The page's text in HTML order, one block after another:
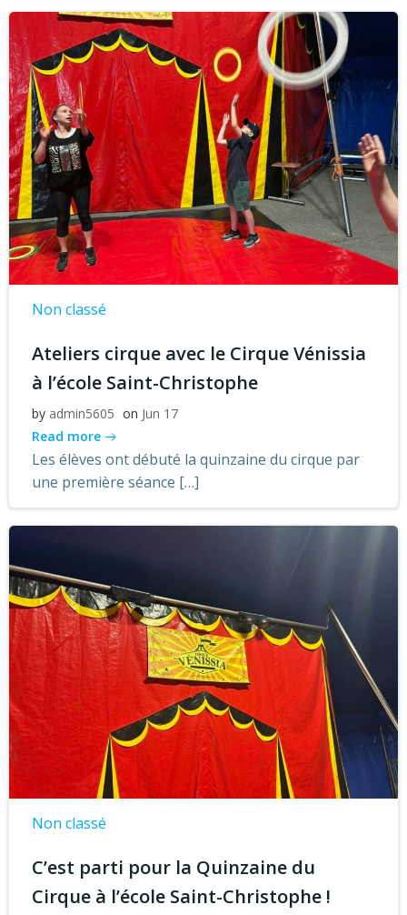
Non classé
Ateliers cirque avec le Cirque Vénissia
à l’école Saint-Christophe
by admin5605 on Jun 17
Read more
Les élèves ont débuté la quinzaine du cirque par
une première séance […]
Non classé
C’est parti pour la Quinzaine du
Cirque à l’école Saint-Christophe !